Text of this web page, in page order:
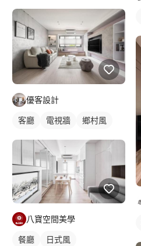
優客設計
客廳 電視牆 鄉村風
八寶空間美學
餐廳 日式風